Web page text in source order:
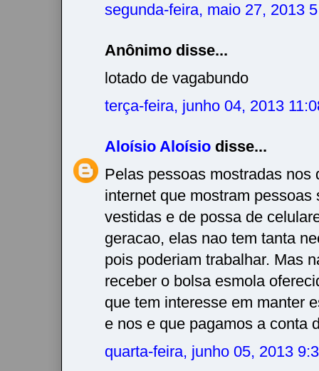
segunda-feira, maio 27, 2013
Anônimo disse...
lotado de vagabundo
terça-feira, junho 04, 2013
Aloísio Aloísio disse...
Pelas pessoas mostradas nos
internet que mostram pessoas
vestidas e de possa de
geracao, elas nao tem tanta
pois poderiam trabalhar. Mas
receber o bolsa esmola
que tem interesse em manter
e nos e que pagamos a conta
quarta-feira, junho 05, 2013